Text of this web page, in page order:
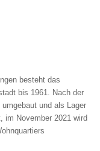
besteht das
bis 1961. Nach der
und als Lager
im November 2021 wird